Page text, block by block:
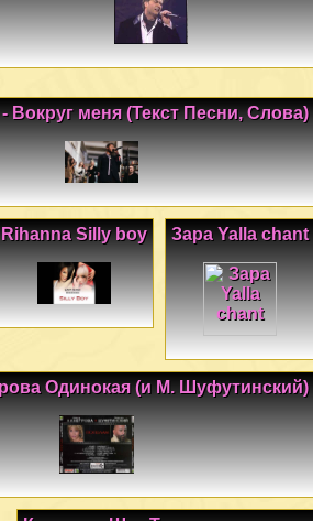
Вокруг меня (Текст Песни, Слова)
Зара Yalla chant
Rihanna Silly boy
Одинокая (и М. Шуфутинский)